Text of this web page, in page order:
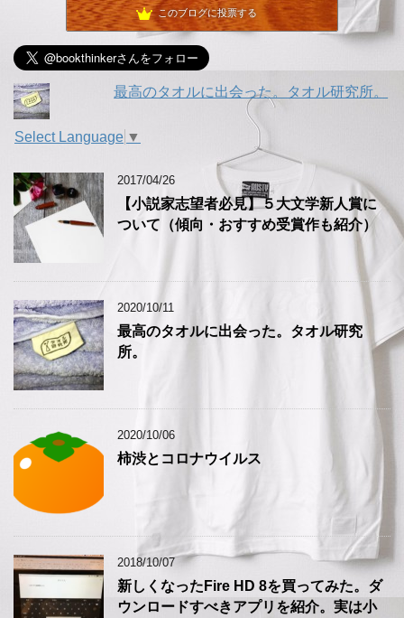
10位 2児のワーママぽんの副業実践記 - 毎日の発見を記録していく
30代半ばまでアレだった平凡人の楽してたくさん稼ぐブログ
12位 MONEY STRATEGY GUIDE 副業攻略情報サイト
［完全無料］無料でできる簡単金儲け
あくまりーまんブログ 全くのブログ初心者が好きな事を発信
このブログに投票する
最高のタオルに出会った。タオル研究所。
Select Language ▼
2017/04/26
【小説家志望者必見】５大文学新人賞に
ついて（傾向・おすすめ受賞作も紹介）
2020/10/11
最高のタオルに出会った。タオル研究
所。
2020/10/06
柿渋とコロナウイルス
2018/10/07
新しくなったFire HD 8を買ってみた。ダ
ウンロードすべきアプリを紹介。実は小